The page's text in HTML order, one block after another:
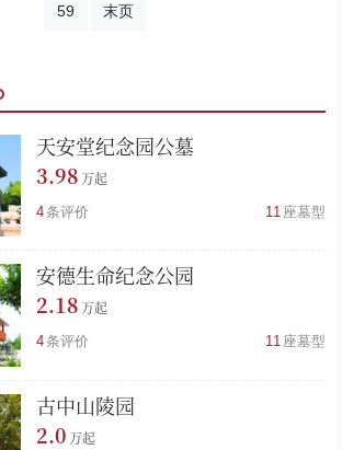
59 末页
天安堂纪念园公墓
3.98
4条评价 11 座墓型
安德生命纪念公园
2.18
4条评价 11 座墓型
古中山陵园
2.0